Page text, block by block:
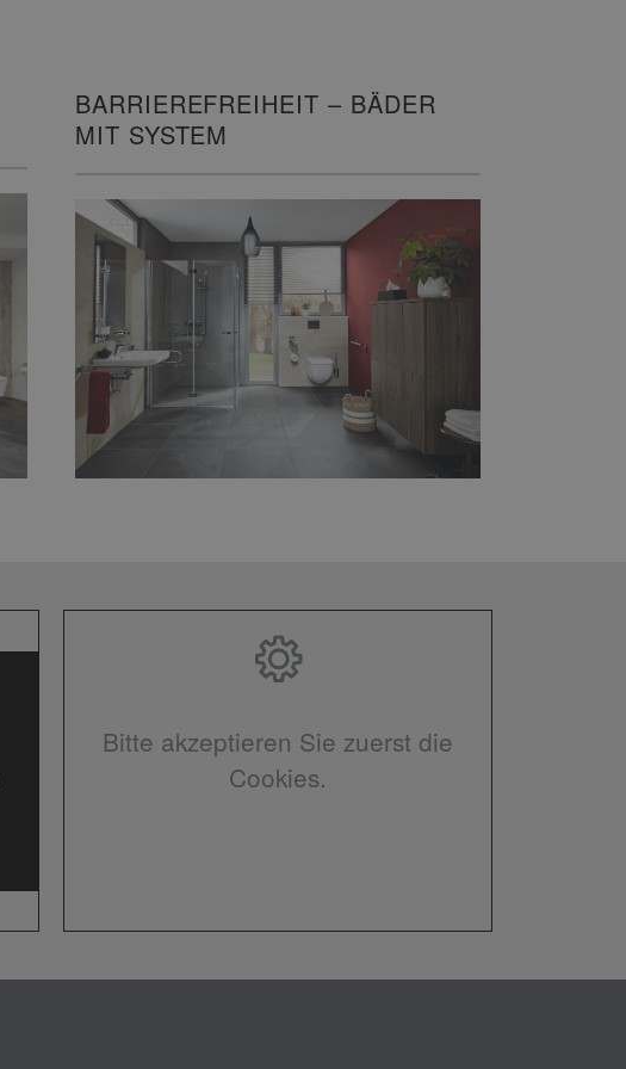
BARRIEREFREIHEIT – BÄDER
MIT SYSTEM
Bitte akzeptieren Sie zuerst die
Cookies.